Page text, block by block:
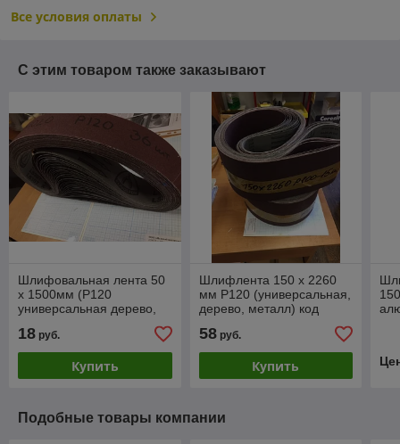
Все условия оплаты
С этим товаром также заказывают
Шлифовальная лента 50
х 1500мм (Р120
универсальная дерево,
18 руб.
Купить
Шлифлента 150 х 2260
мм Р120 (универсальная,
дерево, металл) код
58руб.
Купить
Подобные товары компании